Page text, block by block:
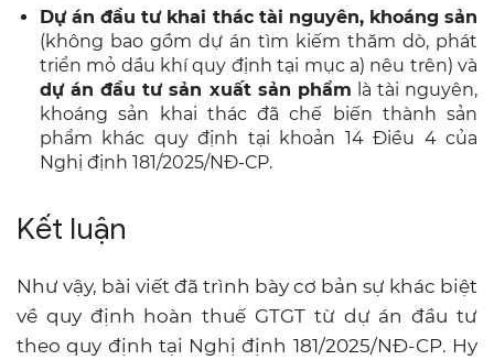
Dự án đầu tư khai thác tài nguyên, khoáng sản
(không bao gồm dự án tìm kiếm thăm dò, phát
triển mỏ dầu khí quy định tại mục a) nêu trên) và
dự án đầu tư sản xuất sản phẩm là tài nguyên,
khoáng sản khai thác đã chế biến thành sản
phẩm khác quy định tại khoản 14 Điều 4 của
Nghị định 181/2025/NĐ-CP.
Kết luận
Như vậy, bài viết đã trình bày cơ bản sự khác biệt
về quy định hoàn thuế GTGT từ dự án đầu tư
theo quy định tại Nghị định 181/2025/NĐ-CP. Hy